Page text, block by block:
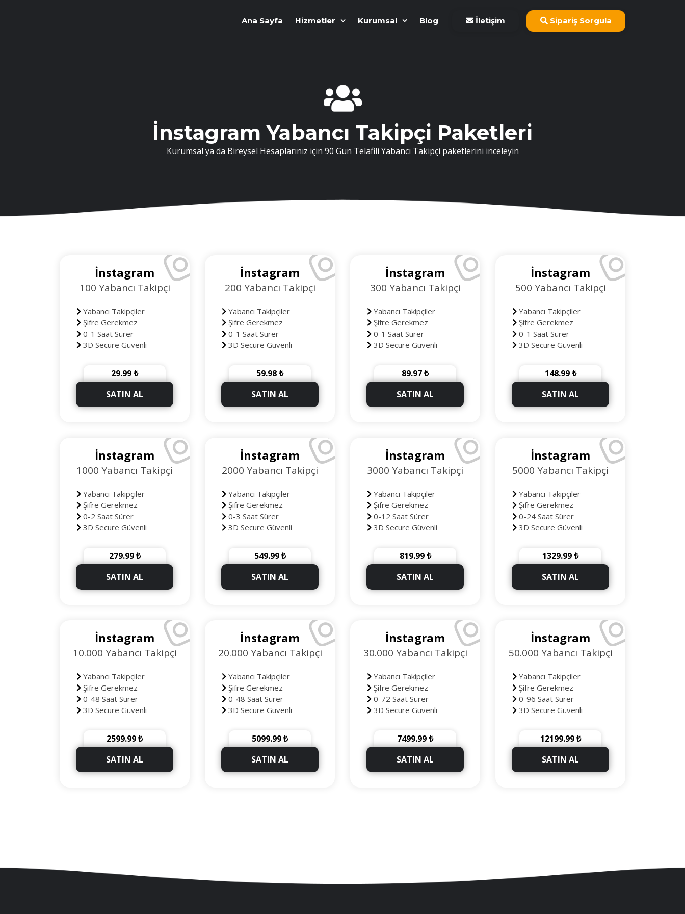
Ana Sayfa Hizmetler Kurumsal Blog İletişim Sipariş Sorgula
İnstagram Yabancı Takipçi Paketleri
Kurumsal ya da Bireysel Hesaplarınız için 90 Gün Telafili Yabancı Takipçi paketlerini inceleyin
İnstagram
100 Yabancı Takipçi
Yabancı Takipçiler
Şifre Gerekmez
0-1 Saat Sürer
3D Secure Güvenli
+10 Takipçi Hediye
29.99 ₺
SATIN AL
İnstagram
200 Yabancı Takipçi
Yabancı Takipçiler
Şifre Gerekmez
0-1 Saat Sürer
3D Secure Güvenli
+20 Takipçi Hediye
59.98 ₺
SATIN AL
İnstagram
300 Yabancı Takipçi
Yabancı Takipçiler
Şifre Gerekmez
0-1 Saat Sürer
3D Secure Güvenli
+30 Takipçi Hediye
89.97 ₺
SATIN AL
İnstagram
500 Yabancı Takipçi
Yabancı Takipçiler
Şifre Gerekmez
0-1 Saat Sürer
3D Secure Güvenli
+50 Takipçi Hediye
148.99 ₺
SATIN AL
İnstagram
1000 Yabancı Takipçi
Yabancı Takipçiler
Şifre Gerekmez
0-2 Saat Sürer
3D Secure Güvenli
+100 Takipçi Hediye
279.99 ₺
SATIN AL
İnstagram
2000 Yabancı Takipçi
Yabancı Takipçiler
Şifre Gerekmez
0-3 Saat Sürer
3D Secure Güvenli
+200 Takipçi Hediye
549.99 ₺
SATIN AL
İnstagram
3000 Yabancı Takipçi
Yabancı Takipçiler
Şifre Gerekmez
0-12 Saat Sürer
3D Secure Güvenli
+300 Takipçi Hediye
819.99 ₺
SATIN AL
İnstagram
5000 Yabancı Takipçi
Yabancı Takipçiler
Şifre Gerekmez
0-24 Saat Sürer
3D Secure Güvenli
+500 Takipçi Hediye
1329.99 ₺
SATIN AL
İnstagram
10.000 Yabancı Takipçi
Yabancı Takipçiler
Şifre Gerekmez
0-48 Saat Sürer
3D Secure Güvenli
+1000 Takipçi Hediye
2599.99 ₺
SATIN AL
İnstagram
20.000 Yabancı Takipçi
Yabancı Takipçiler
Şifre Gerekmez
0-48 Saat Sürer
3D Secure Güvenli
+2000 Takipçi Hediye
5099.99 ₺
SATIN AL
İnstagram
30.000 Yabancı Takipçi
Yabancı Takipçiler
Şifre Gerekmez
0-72 Saat Sürer
3D Secure Güvenli
+3000 Takipçi Hediye
7499.99 ₺
SATIN AL
İnstagram
50.000 Yabancı Takipçi
Yabancı Takipçiler
Şifre Gerekmez
0-96 Saat Sürer
3D Secure Güvenli
+5000 Takipçi Hediye
12199.99 ₺
SATIN AL